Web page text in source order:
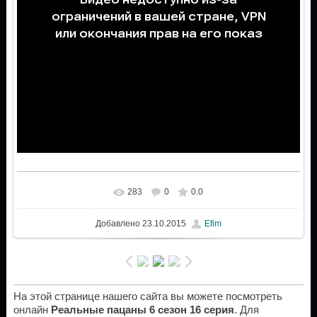
283 0 0.0
Добавлено23.10.2015 Efim
На этой странице нашего сайта вы можете посмотреть
онлайн Реальные пацаны 6 сезон 16 серия. Для